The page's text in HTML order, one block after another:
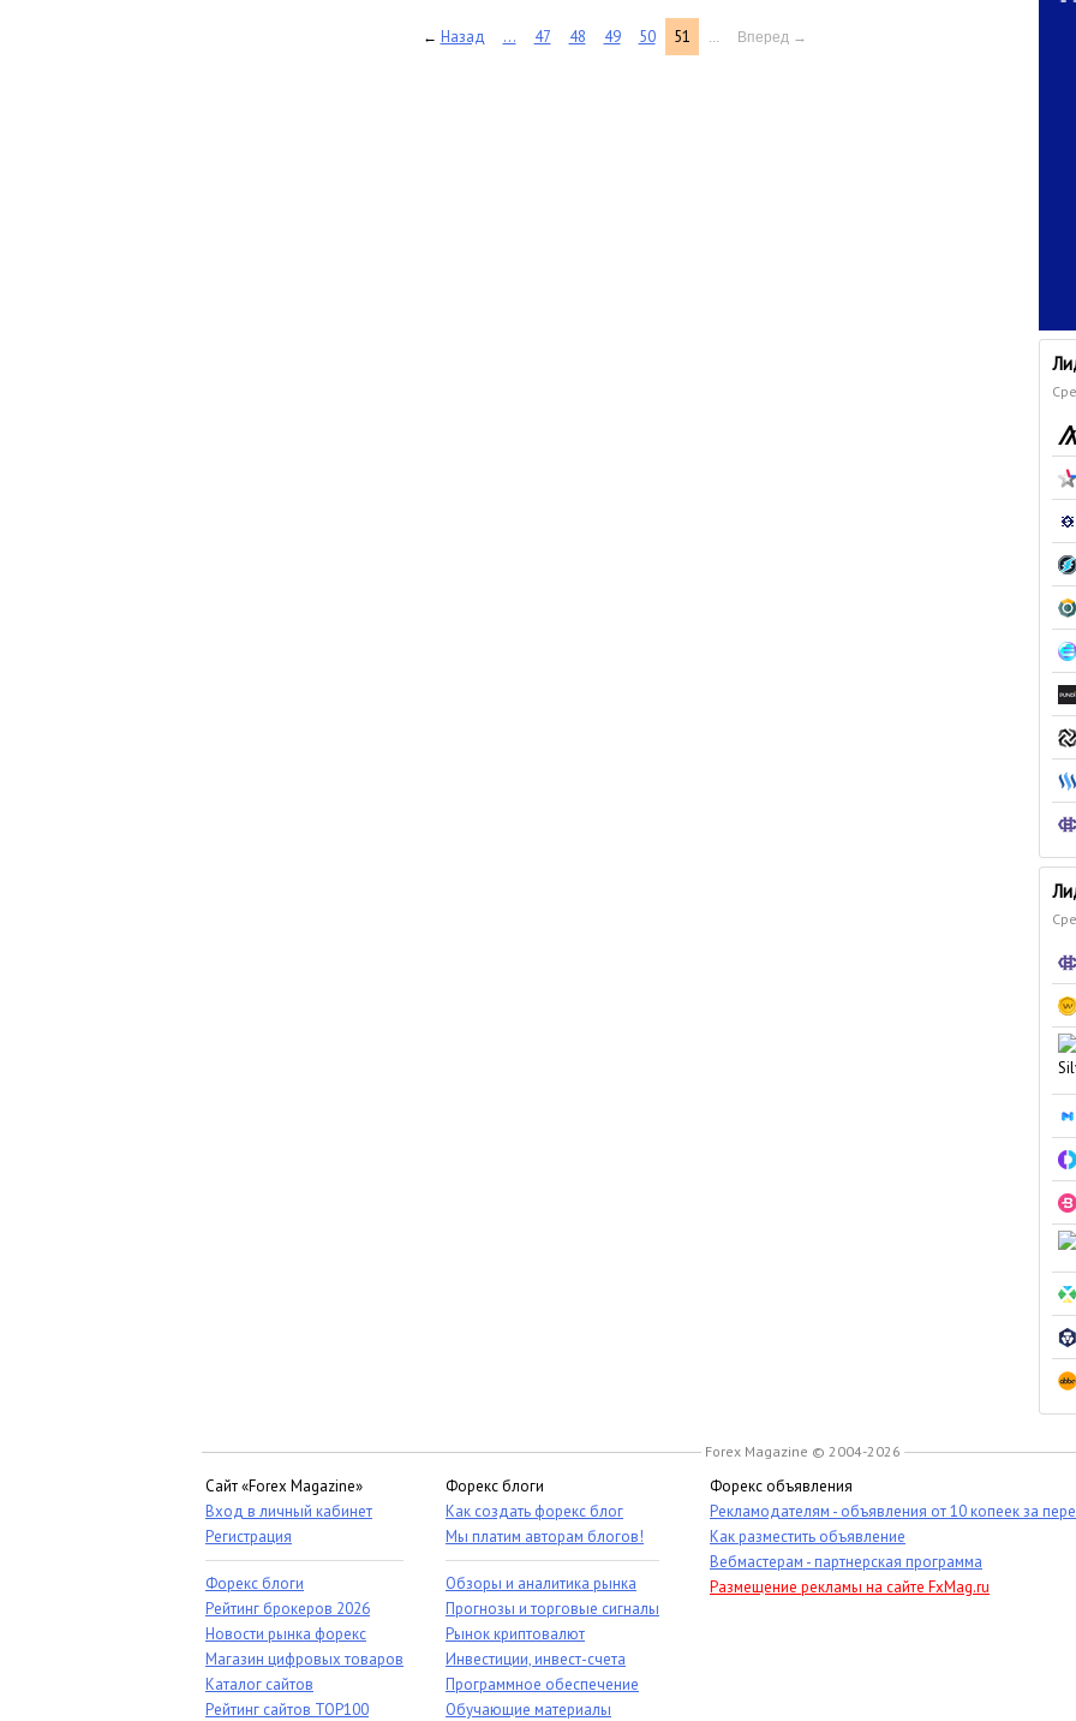
← Назад ... 47 48 49 50 51 ... Вперед →
Forex Magazine © 2004-2026
Сайт «Forex Magazine»
Вход в личный кабинет
Регистрация
Форекс блоги
Рейтинг брокеров 2026
Новости рынка форекс
Магазин цифровых товаров
Каталог сайтов
Рейтинг сайтов TOP100
Форекс блоги
Как создать форекс блог
Мы платим авторам блогов!
Обзоры и аналитика рынка
Прогнозы и торговые сигналы
Рынок криптовалют
Инвестиции, инвест-счета
Программное обеспечение
Обучающие материалы
Форекс объявления
Рекламодателям - объявления от 10 копеек за
Как разместить объявление
Вебмастерам - партнерская программа
Размещение рекламы на сайте FxMag.ru